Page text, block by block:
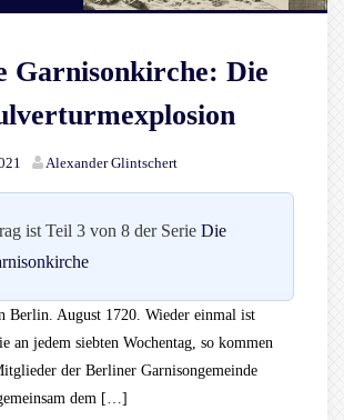
Garnisonkirche: Die
Alexander Glintschert
ist Teil 3 von 8 der Serie Die
Berlin. August 1720. Wieder einmal ist
an jedem siebten Wochentag, so kommen
der Berliner Garnisongemeinde
dem […]